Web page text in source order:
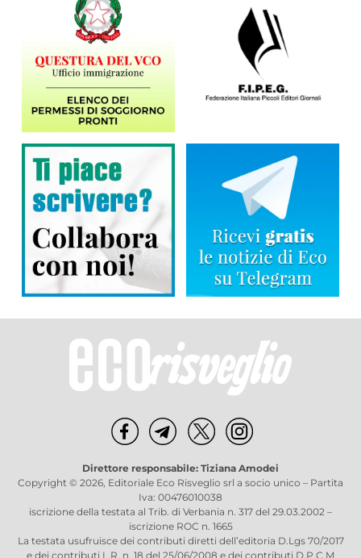
Direttore responsabile: Tiziana Amodei
Copyright © 2026, Editoriale Eco Risveglio srl a socio unico – Partita
Iva: 00476010038
iscrizione della testata al Trib. di Verbania n. 317 del 29.03.2002 –
iscrizione ROC n. 1665
La testata usufruisce dei contributi diretti dell’editoria D.Lgs 70/2017
e dei contributi L.R. n. 18 del 25/06/2008 e dei contributi D.P.C.M